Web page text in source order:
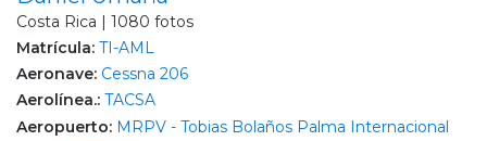
Costa Rica | 1080 fotos
Matrícula: TI-AML
Aeronave: Cessna 206
Aerolínea.: TACSA
Aeropuerto: MRPV - Tobias Bolaños Palma Internacional